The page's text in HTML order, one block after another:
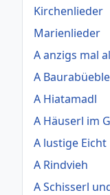
Kirchenlieder
Marienlieder
A anzigs mal
A
A Hiatamadl
A Häuserl im
A lustige Eicht
A Rindvieh
A Schisserl